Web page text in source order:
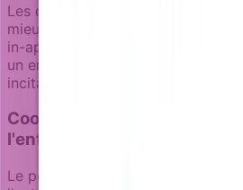
Les campagnes de parrainage
mieux comme séquences multi-
in-app de la réussite d'un
un email contenant des outils de
incitations, maintenant l'élan du
Coordonner les campagnes
l'entonnoir
Le pouvoir de la stratégie de